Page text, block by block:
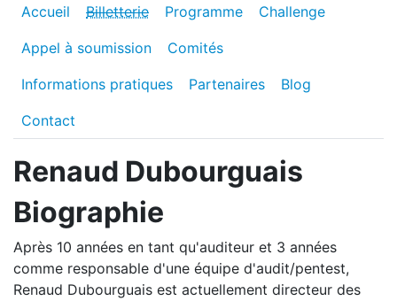
Accueil Billetterie Programme Challenge
Appel à soumission Comités
Informations pratiques Partenaires Blog
Contact
Renaud Dubourguais
Biographie
Après 10 années en tant qu'auditeur et 3 années
comme responsable d'une équipe d'audit/pentest,
Renaud Dubourguais est actuellement directeur des